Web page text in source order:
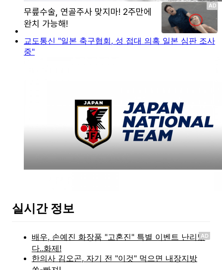
교도통신 "일본 축구협회, 성 접대 의혹 일본 심판 조사
중"
실시간 정보
AD